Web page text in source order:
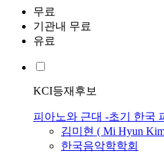
무료
기관내 무료
유료
KCI등재후보
피아노와 근대 -초기 한국
김미현 ( Mi Hyun
한국음악학학회